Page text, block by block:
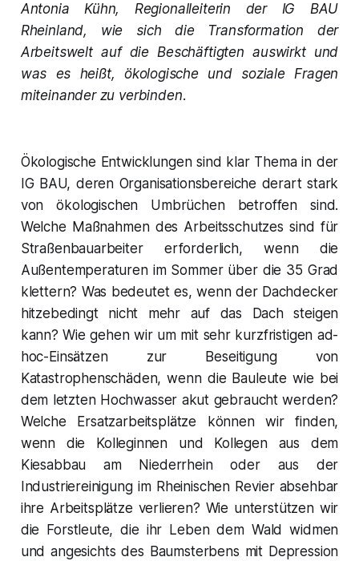
Antonia Kühn, Regionalleiterin der IG BAU
Rheinland, wie sich die Transformation der
Arbeitswelt auf die Beschäftigten auswirkt und
was es heißt, ökologische und soziale Fragen
miteinander zu verbinden.
Ökologische Entwicklungen sind klar Thema in der
IG BAU, deren Organisationsbereiche derart stark
von ökologischen Umbrüchen betroffen sind.
Welche Maßnahmen des Arbeitsschutzes sind für
Straßenbauarbeiter erforderlich, wenn die
Außentemperaturen im Sommer über die 35 Grad
klettern? Was bedeutet es, wenn der Dachdecker
hitzebedingt nicht mehr auf das Dach steigen
kann? Wie gehen wir um mit sehr kurzfristigen ad-
hoc-Einsätzen zur Beseitigung von
Katastrophenschäden, wenn die Bauleute wie bei
dem letzten Hochwasser akut gebraucht werden?
Welche Ersatzarbeitsplätze können wir finden,
wenn die Kolleginnen und Kollegen aus dem
Kiesabbau am Niederrhein oder aus der
Industriereinigung im Rheinischen Revier absehbar
ihre Arbeitsplätze verlieren? Wie unterstützen wir
die Forstleute, die ihr Leben dem Wald widmen
und angesichts des Baumsterbens mit Depression